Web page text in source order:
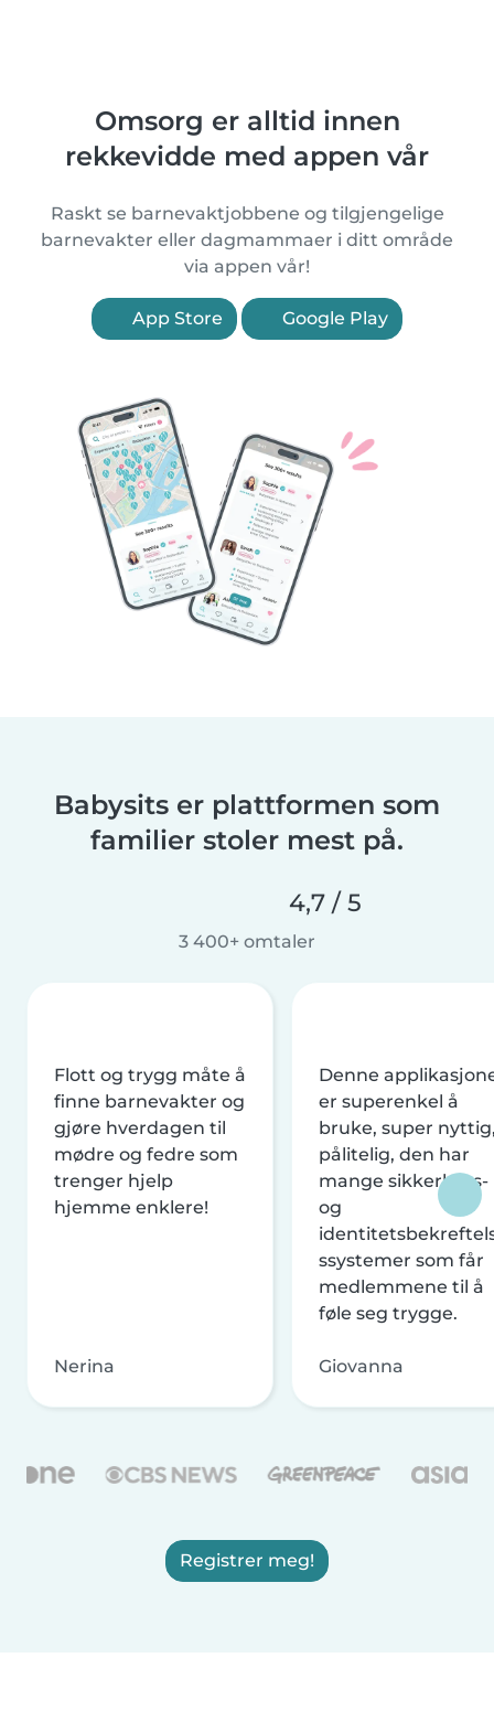
Omsorg er alltid innen
rekkevidde med appen vår
Raskt se barnevaktjobbene og tilgjengelige
barnevakter eller dagmammaer i ditt område
via appen vår!
App Store Google Play
Babysits er plattformen som
familier stoler mest på.
4,7 / 5
3 400+ omtaler
Flott og trygg måte å
finne barnevakter og
gjøre hverdagen til
mødre og fedre som
trenger hjelp
hjemme enklere!
Nerina
Denne
er superenkel å
bruke, super
pålitelig, den har
mange sikkerhets-
og
ssystemer som får
medlemmene til å
føle seg trygge.
Giovanna
Registrer meg!